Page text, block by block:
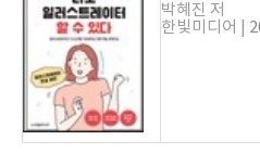
박혜진 저
한빛미디어 |